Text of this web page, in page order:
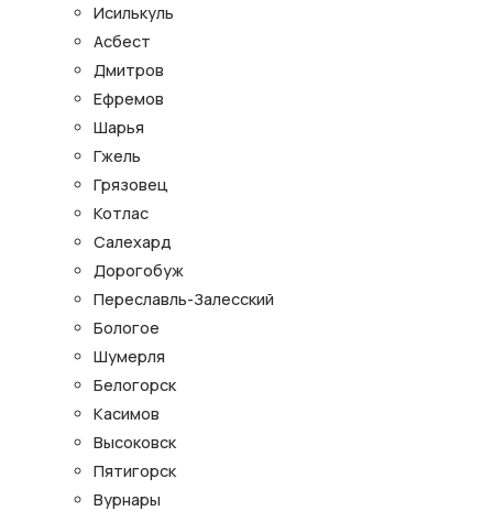
Исилькуль
Асбест
Дмитров
Ефремов
Шарья
Гжель
Грязовец
Котлас
Салехард
Дорогобуж
Переславль-Залесский
Бологое
Шумерля
Белогорск
Касимов
Высоковск
Пятигорск
Вурнары